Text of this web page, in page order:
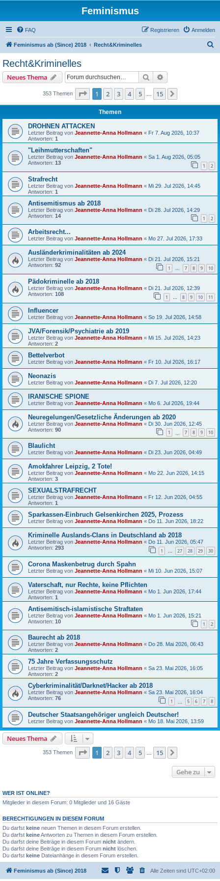
Feminismus
FAQ Anmelden
Registrieren
Feminismus ab (Since) 2018 Recht&Kriminelles
Recht&Kriminelles
Neues Thema Suche
353 Themen Seite 1von 15
1 2 3 4 5 15
Themen
DROHNEN ATTACKEN
Letzter Beitrag von Jeannette-Anna Hollmann « Fr 7. Aug 2026, 10:37
Antworten: 1
"Leihmutterschaften"
Letzter Beitrag von Jeannette-Anna Hollmann « Sa 1. Aug 2026, 05:05
Antworten: 13 1 2
Strafrecht
Letzter Beitrag von Jeannette-Anna Hollmann « Mi 29. Jul 2026, 14:45
Antworten: 1
Antisemitismus ab 2018
Letzter Beitrag von Jeannette-Anna Hollmann « Di 28. Jul 2026, 14:29
Antworten: 14 1 2
Arbeitsrecht...
Letzter Beitrag von Jeannette-Anna Hollmann « Mo 27. Jul 2026, 17:33
Ausländerkriminalitäten ab 2024
Letzter Beitrag von Jeannette-Anna Hollmann « Di 21. Jul 2026, 15:21
Antworten: 92 1 … 7 8 9 10
Pädokriminelle ab 2018
Letzter Beitrag von Jeannette-Anna Hollmann « Di 21. Jul 2026, 12:39
Antworten: 108 1 … 8 9 10 11
Influencer
Letzter Beitrag von Jeannette-Anna Hollmann « So 19. Jul 2026, 14:58
JVA/Forensik/Psychiatrie ab 2019
Letzter Beitrag von Jeannette-Anna Hollmann « Mi 15. Jul 2026, 14:23
Antworten: 2
Bettelverbot
Letzter Beitrag von Jeannette-Anna Hollmann « Fr 10. Jul 2026, 16:17
Neonazis
Letzter Beitrag von Jeannette-Anna Hollmann « Di 7. Jul 2026, 12:20
IRANISCHE SPIONE
Letzter Beitrag von Jeannette-Anna Hollmann « Mo 6. Jul 2026, 19:44
Neuregelungen/Gesetzliche Änderungen ab 2020
Letzter Beitrag von Jeannette-Anna Hollmann « Di 30. Jun 2026, 12:45
Antworten: 90 1 7 8 9 10
Blaulicht
Letzter Beitrag von Jeannette-Anna Hollmann « Di 23. Jun 2026, 04:49
Amokfahrer Leipzig, 2 Tote!
Letzter Beitrag von Jeannette-Anna Hollmann « Mo 22. Jun 2026, 14:15
Antworten: 3
SEXUALSTRAFRECHT
Letzter Beitrag von Jeannette-Anna Hollmann « Fr 12. Jun 2026, 04:55
Antworten: 1
Sparkassen-Einbruch Gelsenkirchen 2025, Prozess
Letzter Beitrag von Jeannette-Anna Hollmann « Do 11. Jun 2026, 18:22
Kriminelle Auslands-Clans in Deutschland ab 2018
Letzter Beitrag von Jeannette-Anna Hollmann « Do 11. Jun 2026, 05:47
Antworten: 293 1 … 27 28 29 30
Corona Maskenbetrug durch Spahn
Letzter Beitrag von Jeannette-Anna Hollmann « Mi 10. Jun 2026, 15:07
Vaterschaft, nur Rechte, keine Pflichten
Letzter Beitrag von Jeannette-Anna Hollmann « Mo 1. Jun 2026, 17:44
Antworten: 1
Antisemitisch-islamistische Straftaten
Letzter Beitrag von Jeannette-Anna Hollmann « Mo 1. Jun 2026, 15:21
Antworten: 10 1 2
Baurecht ab 2018
Letzter Beitrag von Jeannette-Anna Hollmann « Do 28. Mai 2026, 06:43
Antworten: 2
75 Jahre Verfassungsschutz
Letzter Beitrag von Jeannette-Anna Hollmann « Sa 23. Mai 2026, 16:05
Antworten: 2
Cyberkriminalität/Darknet/Hacker ab 2018
Letzter Beitrag von Jeannette-Anna Hollmann « Sa 23. Mai 2026, 16:04
Antworten: 76 1 5 6 7 8
Deutscher Staatsangehöriger ungleich Deutscher!
Letzter Beitrag von Jeannette-Anna Hollmann « Mo 18. Mai 2026, 13:59
Neues Thema
353 Themen Seite 1von 15
1 2 3 4 5 15
Gehe zu
WER IST ONLINE?
Mitglieder in diesem Forum: 0 Mitglieder und 16 Gäste
BERECHTIGUNGEN IN DIESEM FORUM
Du darfst keine neuen Themen in diesem Forum erstellen.
Du darfst keineAntworten zu Themen in diesem Forum erstellen.
Du darfst deine Beiträge in diesem Forum nicht ändern.
Du darfst deine Beiträge in diesem Forum nicht löschen.
Du darfst keine Dateianhänge in diesem Forum erstellen.
Feminismus ab (Since) 2018 Alle Zeiten sind UTC+02:00